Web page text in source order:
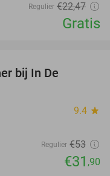
Regulier €22,47
Gratis
bij In De
9.4 star
Regulier €53
€31 ,90